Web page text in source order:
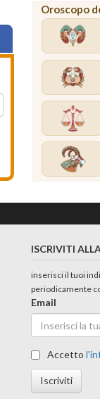
Oroscopo
ISCRIVITI
inserisci il tuoi
periodicamente
Email
Accetto
Iscriviti